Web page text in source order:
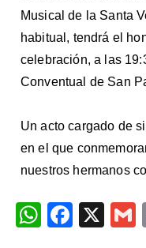
Musical de la Santa
habitual, tendrá el
celebración, a las
Conventual de San
Un acto cargado de
en el que
nuestros hermanos
W F X